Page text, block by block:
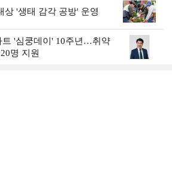
상 '생태 감각 공방' 운영
트 '심쿵데이' 10주년…취약
명 지원